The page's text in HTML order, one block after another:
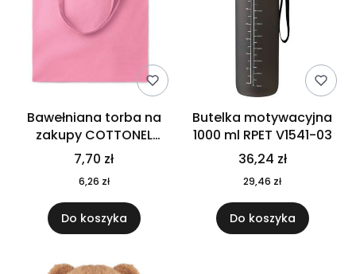
Bawełniana torba na
zakupy COTTONEL
COLOUR++ MO9846-11
7,70 zł
6,26 zł
Do koszyka
Butelka motywacyjna
1000 ml RPET V1541-03
36,24 zł
29,46 zł
Do koszyka